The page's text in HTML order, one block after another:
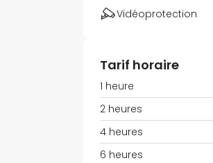
Vidéoprotection
Tarif horaire
1 heure
2 heures
4 heures
6 heures